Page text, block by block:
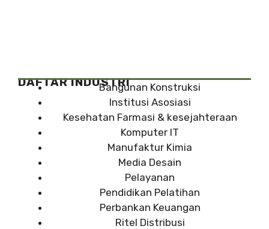
DAFTAR INDUSTRIBangunan Konstruksi
Institusi Asosiasi
Kesehatan Farmasi & kesejahteraan
Komputer IT
Manufaktur Kimia
Media Desain
Pelayanan
Pendidikan Pelatihan
Perbankan Keuangan
Ritel Distribusi